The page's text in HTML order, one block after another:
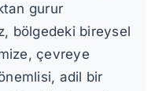
gurur
bölgedeki bireysel
çevreye
adil bir